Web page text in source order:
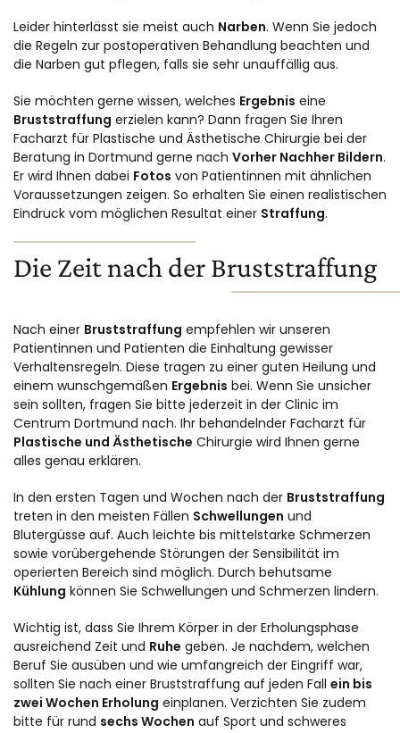
Leider hinterlässt sie meist auch Narben. Wenn Sie jedoch
die Regeln zur postoperativen Behandlung beachten und
die Narben gut pflegen, falls sie sehr unauffällig aus.
Sie möchten gerne wissen, welches Ergebnis eine
Bruststraffung erzielen kann? Dann fragen Sie Ihren
Facharzt für Plastische und Ästhetische Chirurgie bei der
Beratung in Dortmund gerne nach Vorher Nachher Bildern.
Er wird Ihnen dabei Fotos von Patientinnen mit ähnlichen
Voraussetzungen zeigen. So erhalten Sie einen realistischen
Eindruck vom möglichen Resultat einer Straffung.
Die Zeit nach der Bruststraffung
Nach einer Bruststraffung empfehlen wir unseren
Patientinnen und Patienten die Einhaltung gewisser
Verhaltensregeln. Diese tragen zu einer guten Heilung und
einem wunschgemäßen Ergebnis bei. Wenn Sie unsicher
sein sollten, fragen Sie bitte jederzeit in der Clinic im
Centrum Dortmund nach. Ihr behandelnder Facharzt für
Plastische und Ästhetische Chirurgie wird Ihnen gerne
alles genau erklären.
In den ersten Tagen und Wochen nach der Bruststraffung
treten in den meisten Fällen Schwellungen und
Blutergüsse auf. Auch leichte bis mittelstarke Schmerzen
sowie vorübergehende Störungen der Sensibilität im
operierten Bereich sind möglich. Durch behutsame
Kühlung können Sie Schwellungen und Schmerzen lindern.
Wichtig ist, dass Sie Ihrem Körper in der Erholungsphase
ausreichend Zeit und Ruhe geben. Je nachdem, welchen
Beruf Sie ausüben und wie umfangreich der Eingriff war,
sollten Sie nach einer Bruststraffung auf jeden Fall ein bis
zwei Wochen Erholung einplanen. Verzichten Sie zudem
bitte für rund sechs Wochen auf Sport und schweres